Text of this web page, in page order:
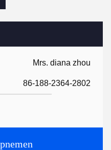
Mrs. diana zhou
86-188-2364-2802